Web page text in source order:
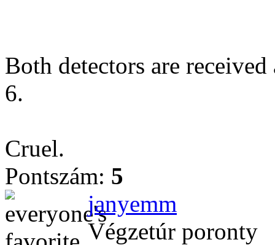
Both detectors are
6.
Cruel.
Pontszám: 5
janyemm
Végzetúr poronty